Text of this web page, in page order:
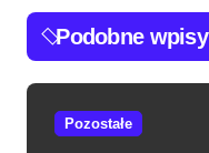
i
g
a
Podobne wpisy
Pozostałe